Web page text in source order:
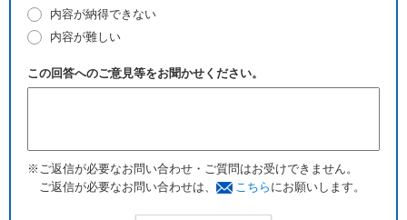
内容が納得できない
内容が難しい
この回答へのご意見等をお聞かせください。
※ご返信が必要なお問い合わせ・ご質問はお受けできません。
ご返信が必要なお問い合わせは、
こちら にお願いします。